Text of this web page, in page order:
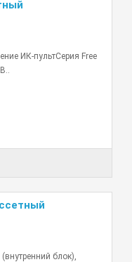
ИК-пультСерия Free
блок),